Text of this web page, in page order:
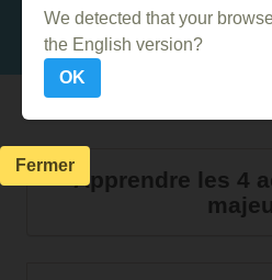
Radiohead à
Apprendre les 4
We detected that your
the English version?
OK
Fermer